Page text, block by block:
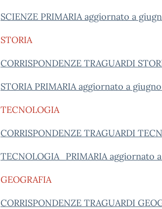
SCIENZE PRIMARIA aggiornato a
STORIA
CORRISPONDENZE TRAGUARDI
STORIA PRIMARIA aggiornato a
TECNOLOGIA
CORRISPONDENZE TRAGUARDI
TECNOLOGIA_PRIMARIA aggiornato
GEOGRAFIA
CORRISPONDENZE TRAGUARDI